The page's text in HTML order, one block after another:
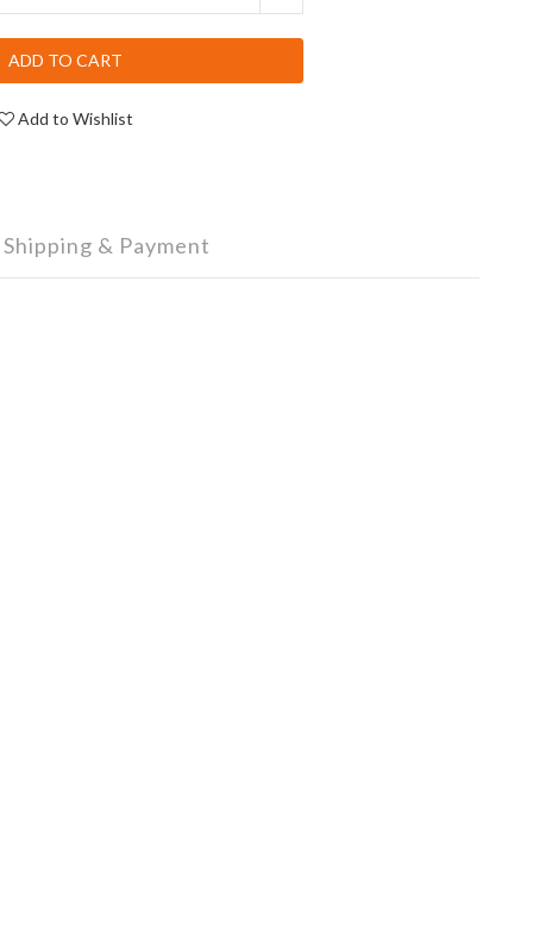
ADD TO CART
Add to Wishlist
Shipping & Payment